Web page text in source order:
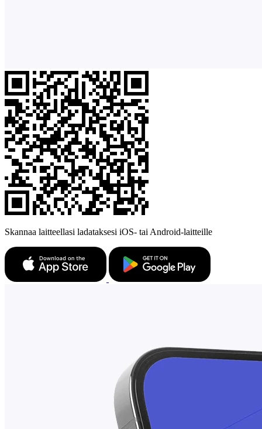
Skannaa laitteellasi ladataksesi iOS- tai Android-laitteille